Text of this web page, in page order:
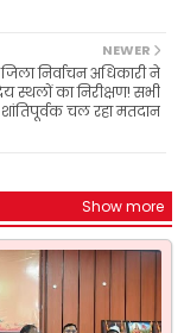
NEWER
निर्वाचन अधिकारी ने
स्थलों का निरीक्षण! सभी
चल रहा मतदान
Show more